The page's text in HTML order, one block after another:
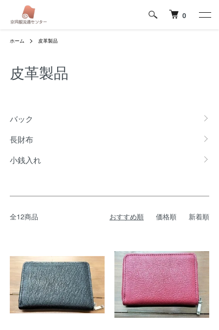
0
ホーム 皮革製品
皮革製品
バック
長財布
小銭入れ
全12商品 おすすめ順 価格順 新着順